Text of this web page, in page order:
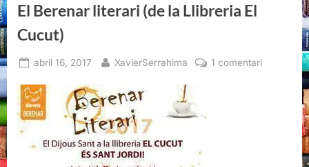
El Berenar literari (de la Llibreria El
Cucut)
Posted
abril 16, 2017 By
XavierSerrahima 1 comentaria